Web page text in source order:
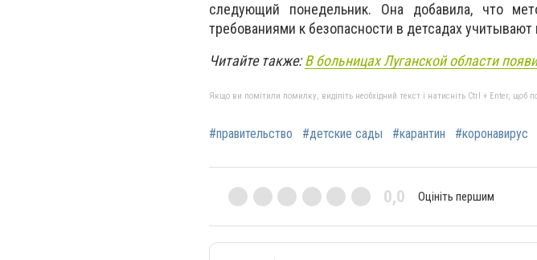
следующий понедельник. Она добавила, что
требованиями к безопасности в детсадах учитывают
Читайте также:В больницах Луганской области
Якщо ви помітили помилку, виділіть необхідний текст і натисніть Ctrl + Enter, щоб
#правительство #детские сады #карантин #коронавирус
0,0 Оцініть першим